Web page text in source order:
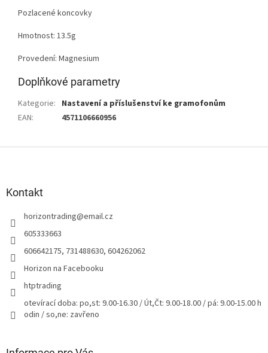
Pozlacené koncovky
Hmotnost: 13.5g
Provedení: Magnesium
Doplňkové parametry
Kategorie: Nastavení a příslušenství ke gramofonům
EAN: 4571106660956
Kontakt
horizontrading@email.cz
605333663
606642175, 731488630, 604262062
Horizon na Facebooku
htptrading
otevírací doba: po,st: 9.00-16.30 / Út,Čt: 9.00-18.00 / pá: 9.00-15.00 h
odin / so,ne: zavřeno